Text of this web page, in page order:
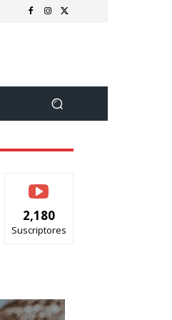
2,180
Suscriptores